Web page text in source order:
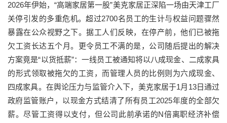
2026年伊始，“高端家居第一股”美克家居正深陷一场由天津工厂
关停引发的多重危机。超过2700名员工的生计与权益问题骤然
暴露在公众视野之下。据工人们反映，在停产前，他们已被拖
欠工资长达五个月。更令员工不满的是，公司随后提出的解决
方案竟是“以货抵薪”：一线员工被通知将以八成现金、二成家具
的形式领取被拖欠的工资，而管理人员的比例则为六成现金、
四成家具。在舆论压力与监管介入下，美克家居于1月13日通过
政府监管账户，以现金方式结清了所有员工2025年度的全部欠
薪。尽管工资得以支付，但公司此前承诺的N倍离职经济补偿